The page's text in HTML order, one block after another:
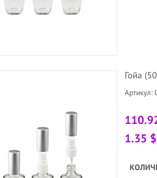
Гойа
Артикул:
1.35 $